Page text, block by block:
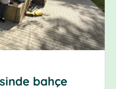
bahçe